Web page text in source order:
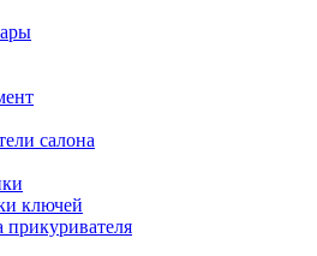
салона
ключей
прикуривателя